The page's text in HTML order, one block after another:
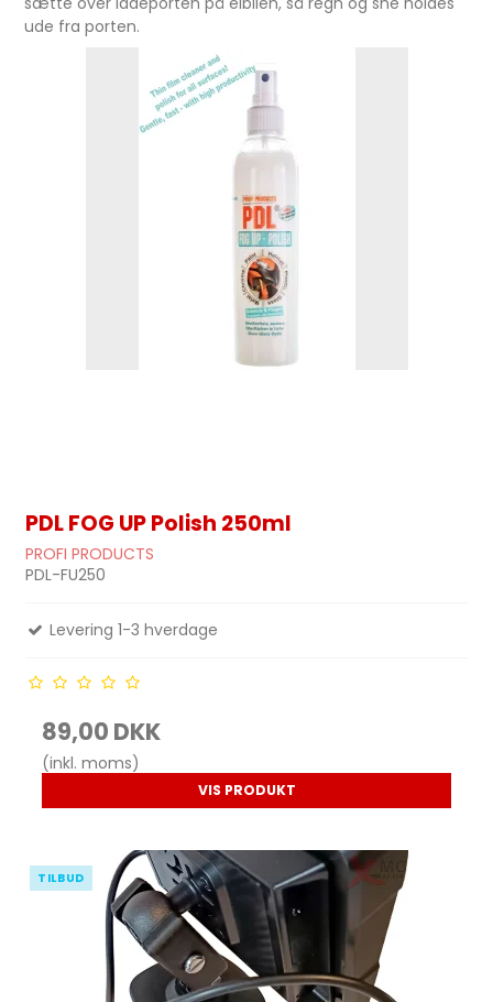
ude fra porten.
PDL FOG UP Polish 250ml
PROFI PRODUCTS
PDL-FU250
Levering 1-3 hverdage
89,00 DKK
(inkl. moms)
VIS PRODUKT
TILBUD